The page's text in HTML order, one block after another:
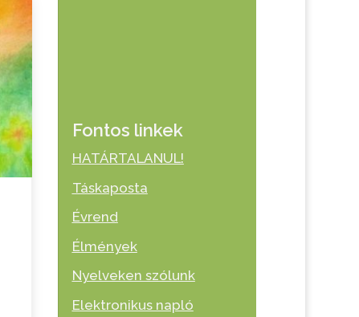
Fontos linkek
HATÁRTALANUL!
Táskaposta
Évrend
Élmények
Nyelveken szólunk
Elektronikus napló